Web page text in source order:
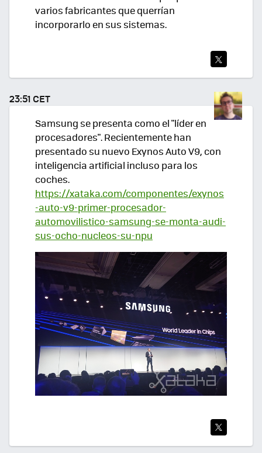
varios fabricantes que querrían
incorporarlo en sus sistemas.
TWI
TEA
R
23:51 CET
Samsung se presenta como el "líder en
procesadores". Recientemente han
presentado su nuevo Exynos Auto V9, con
inteligencia artificial incluso para los
coches.
https://xataka.com/componentes/exynos
-auto-v9-primer-procesador-
automovilistico-samsung-se-monta-audi-
sus-ocho-nucleos-su-npu
TWI